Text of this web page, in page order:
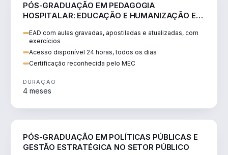
PÓS-GRADUAÇÃO EM PEDAGOGIA
HOSPITALAR: EDUCAÇÃO E HUMANIZAÇÃO EM
EAD com aulas gravadas, apostiladas e atualizadas, com
exercícios
Acesso disponível 24 horas, todos os dias
Certificação reconhecida pelo MEC
DURAÇÃO
4 meses
PÓS-GRADUAÇÃO EM POLÍTICAS PÚBLICAS E
GESTÃO ESTRATÉGICA NO SETOR PÚBLICO